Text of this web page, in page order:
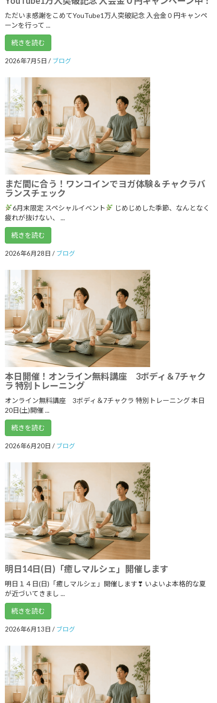
2025年7月
2025年6月
2025年5月
2025年4月
2025年3月
2025年2月
2025年1月
2024年12月
2024年11月
2024年10月
2024年9月
2024年8月
2024年5月
2024年4月
2024年3月
2024年2月
2024年1月
2023年12月
2023年11月
2023年10月
2023年9月
2023年5月
2023年4月
2023年3月
2023年2月
2023年1月
2022年12月
2022年11月
2022年10月
2022年9月
2022年8月
2022年7月
2022年6月
2022年5月
2022年4月
ただいま感謝をこめてYouTube1万人突破記念 入会金０円キャンペ
ーンを行って ...
続きを読む
2026年7月5日 / ブログ
まだ間に合う！ワンコインでヨガ体験＆チャクラバ
ランスチェック
6月末限定 スペシャルイベント
じめじめした季節、なんとなく
疲れが抜けない、 ...
続きを読む
2026年6月28日 / ブログ
本日開催！オンライン無料講座 3ボディ＆7チャク
ラ 特別トレーニング
オンライン無料講座 3ボディ＆7チャクラ 特別トレーニング 本日
20日(土)開催 ...
続きを読む
2026年6月20日 / ブログ
明日14日(日)「癒しマルシェ」開催します
明日１４日(日)「癒しマルシェ」開催します❣ いよいよ本格的な夏
が近づいてきまし ...
続きを読む
2026年6月13日 / ブログ